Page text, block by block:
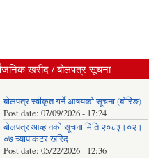
खरीद / बोलपत्र सूचना
बोलपत्र स्वीकृत गर्ने आषयको सूचना (बोरिङ)
Post date: 07/09/2026 - 17:24
बोलपत्र आव्हानको सूचना मिति २०८३।०२।
०७ च्यापाकटर खरिद
Post date: 05/22/2026 - 12:36